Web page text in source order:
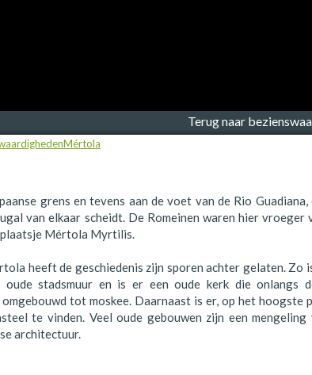
Terug naar
Mértola
grens en tevens aan de voet van de Rio Guadiana,
van elkaar scheidt. De Romeinen waren hier vroeger
plaatsje Mértola Myrtilis.
heeft de geschiedenis zijn sporen achter gelaten. Zo
stadsmuur en is er een oude kerk die onlangs
tot moskee. Daarnaast is er, op het hoogste
te vinden. Veel oude gebouwen zijn een mengeling
architectuur.